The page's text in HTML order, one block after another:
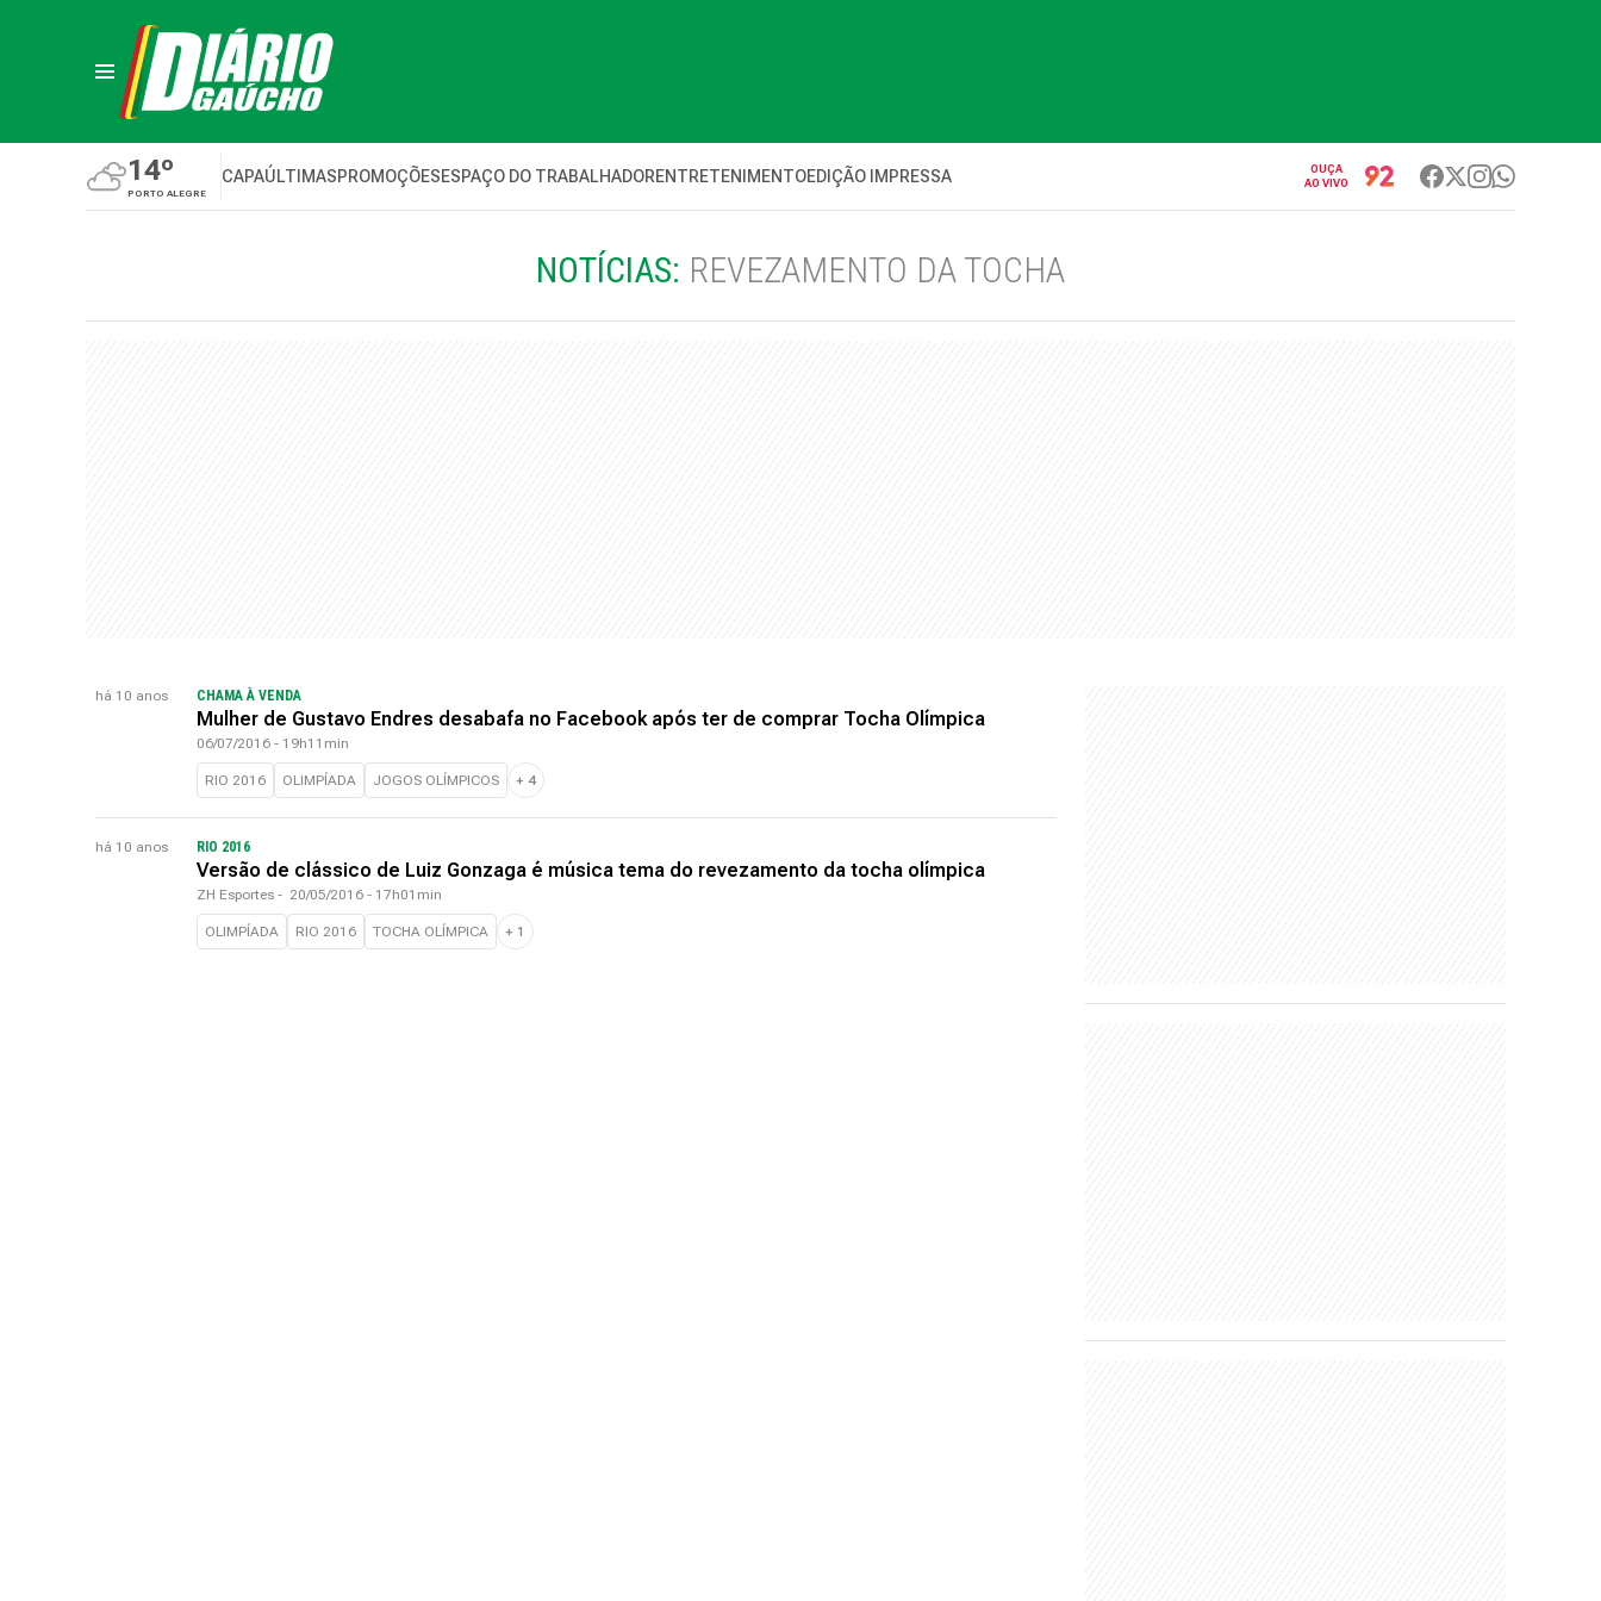
14º
PORTO ALEGRE
CAPAÚLTIMASPROMOÇÕESESPAÇO DO TRABALHADORENTRETENIMENTOEDIÇÃO IMPRESSA
OUÇA
AO VIVO
NOTÍCIAS: REVEZAMENTO DA TOCHA
há 10 anos CHAMA À VENDA
Mulher de Gustavo Endres desabafa no Facebook após ter de comprar Tocha Olímpica
06/07/2016 - 19h11min
RIO 2016 OLIMPÍADA JOGOS OLÍMPICOS + 4
há 10 anos RIO 2016
Versão de clássico de Luiz Gonzaga é música tema do revezamento da tocha olímpica
ZH Esportes - 20/05/2016 - 17h01min
OLIMPÍADA RIO 2016 TOCHA OLÍMPICA + 1